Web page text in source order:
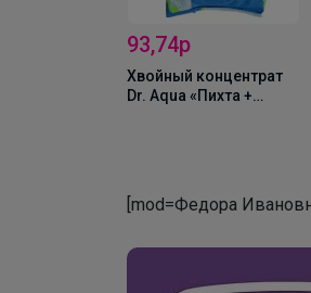
93,74р
Хвойный концентрат
Dr. Aqua «Пихта +
[mod=Федора